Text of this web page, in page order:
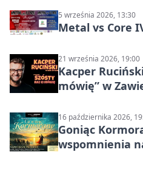
5 września 2026, 13:30
Metal vs Core
21 września 2026, 19:00
Kacper
mówię” w
16 października 2026,
Goniąc
wspomnienia